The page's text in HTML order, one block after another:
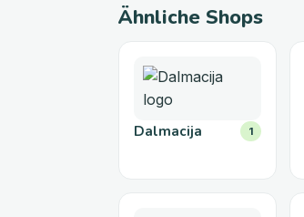
Ähnliche Shops
Dalmacija 1